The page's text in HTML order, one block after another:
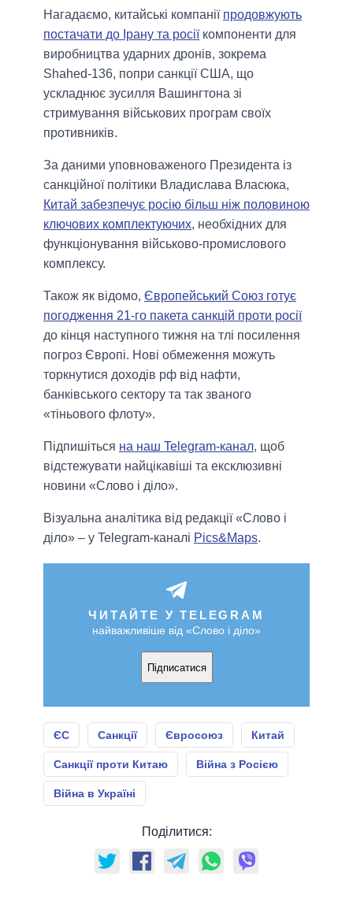
Нагадаємо, китайські компанії продовжують
постачати до Ірану та росіїкомпоненти для
виробництва ударних дронів, зокрема
Shahed-136, попри санкції США, що
ускладнює зусилля Вашингтона зі
стримування військових програм своїх
противників.
За даними уповноваженого Президента із
санкційної політики Владислава Власюка,
Китай забезпечує росію більш ніж половиною
ключових комплектуючих, необхідних для
функціонування військово-промислового
комплексу.
Також як відомо, Європейський Союз готує
погодження 21-го пакета санкцій проти росії
до кінця наступного тижня на тлі посилення
погроз Європі. Нові обмеження можуть
торкнутися доходів рф від нафти,
банківського сектору та так званого
«тіньового флоту».
Підпишіться на наш Telegram-канал, щоб
відстежувати найцікавіші та ексклюзивні
новини «Слово і діло».
Візуальна аналітика від редакції «Слово і
діло» – у Telegram-каналі Pics&Maps.
ЧИТАЙТЕ У TELEGRAM
найважливіше від «Слово і діло»
Підписатися
ЄС Санкції Євросоюз Китай
Санкції проти Китаю Війна з Росією
Війна в Україні
Поділитися: